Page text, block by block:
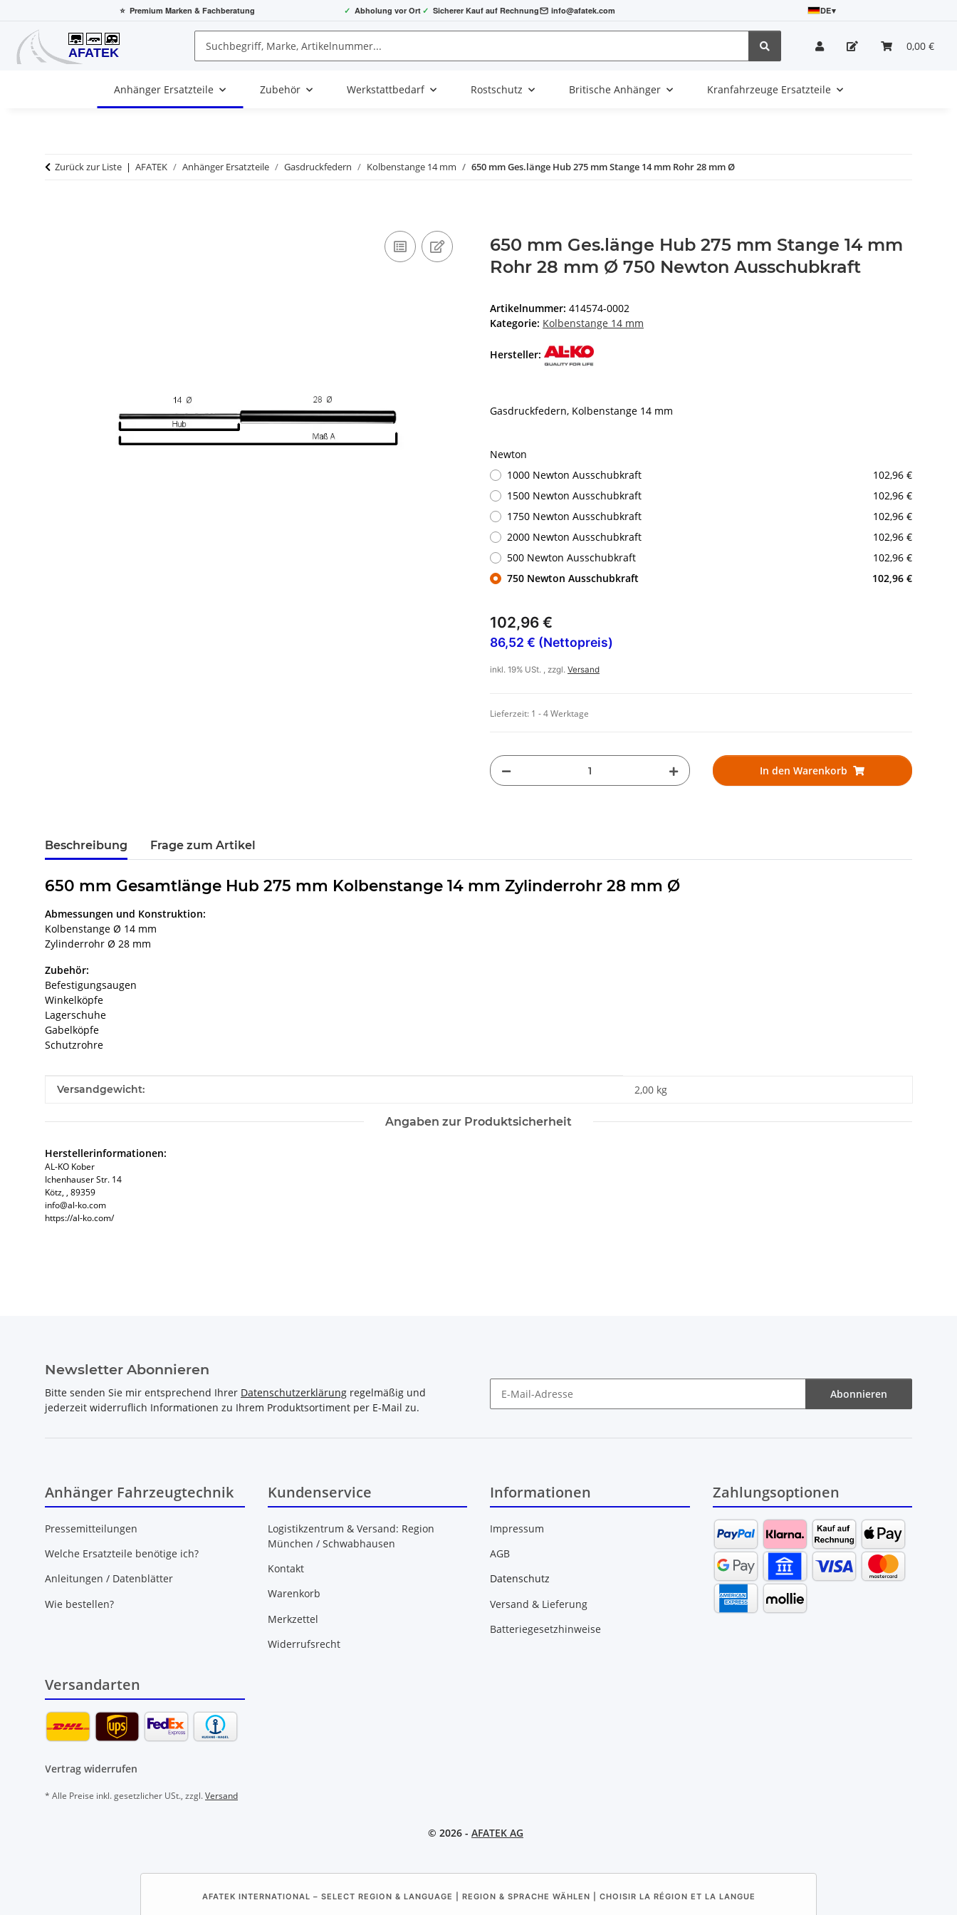
⭐ Premium Marken & Fachberatung ✓ Abholung vor Ort ✓ Sicherer Kauf auf Rechnung info@afatek.com DE▾
0,00 €
Anhänger Ersatzteile Zubehör Werkstattbedarf Rostschutz Britische Anhänger Kranfahrzeuge Ersatzteile
Zurück zur Liste AFATEK Anhänger Ersatzteile Gasdruckfedern Kolbenstange 14 mm 650 mm Ges.länge Hub 275 mm Stange 14 mm Rohr 28 mm Ø
650 mm Ges.länge Hub 275 mm Stange 14 mm
Rohr 28 mm Ø 750 Newton Ausschubkraft
Artikelnummer: 414574-0002
Kategorie: Kolbenstange 14 mm
Hersteller:
Gasdruckfedern, Kolbenstange 14 mm
Newton
1000 Newton Ausschubkraft
102,96 €
1500 Newton Ausschubkraft
102,96 €
1750 Newton Ausschubkraft
102,96 €
2000 Newton Ausschubkraft
102,96 €
500 Newton Ausschubkraft
102,96 €
750 Newton Ausschubkraft
102,96 €
102,96 €
86,52 € (Nettopreis)
inkl. 19% USt. , zzgl. Versand
Lieferzeit: 1 - 4 Werktage
In den Warenkorb
Beschreibung Frage zum Artikel
650 mm Gesamtlänge Hub 275 mm Kolbenstange 14 mm Zylinderrohr 28 mm Ø
Abmessungen und Konstruktion:
Kolbenstange Ø 14 mm
Zylinderrohr Ø 28 mm
Zubehör:
Befestigungsaugen
Winkelköpfe
Lagerschuhe
Gabelköpfe
Schutzrohre
Produkteigenschaft
Wert
Versandgewicht: 2,00 kg
Angaben zur Produktsicherheit
Herstellerinformationen:
AL-KO Kober
Ichenhauser Str. 14
Kötz, , 89359
info@al-ko.com
https://al-ko.com/
Newsletter Abonnieren
Bitte senden Sie mir entsprechend Ihrer Datenschutzerklärung regelmäßig und
jederzeit widerruflich Informationen zu Ihrem Produktsortiment per E-Mail zu.
Abonnieren
Anhänger Fahrzeugtechnik
Pressemitteilungen
Welche Ersatzteile benötige ich?
Anleitungen / Datenblätter
Wie bestellen?
Kundenservice
Logistikzentrum & Versand: Region
München / Schwabhausen
Kontakt
Warenkorb
Merkzettel
Widerrufsrecht
Informationen
Impressum
AGB
Datenschutz
Versand & Lieferung
Batteriegesetzhinweise
Zahlungsoptionen
Versandarten
Vertrag widerrufen
* Alle Preise inkl. gesetzlicher USt., zzgl.Versand
© 2026 - AFATEK AG
AFATEK INTERNATIONAL – SELECT REGION & LANGUAGE | REGION & SPRACHE WÄHLEN | CHOISIR LA RÉGION ET LA LANGUE